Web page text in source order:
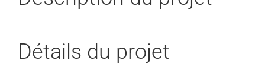
Détails du projet